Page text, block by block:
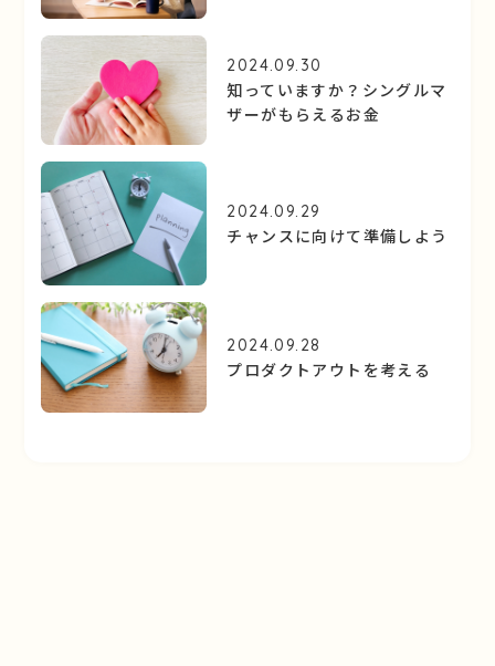
2024.09.30
知っていますか？シングルマ
ザーがもらえるお金
2024.09.29
チャンスに向けて準備しよう
2024.09.28
プロダクトアウトを考える